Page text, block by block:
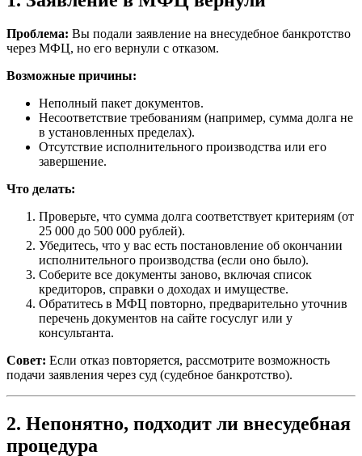
Проблема: Вы подали заявление на внесудебное банкротство
через МФЦ, но его вернули с отказом.
Возможные причины:
Неполный пакет документов.
Несоответствие требованиям (например, сумма долга не
в установленных пределах).
Отсутствие исполнительного производства или его
завершение.
Что делать:
Проверьте, что сумма долга соответствует критериям (от
25 000 до 500 000 рублей).
Убедитесь, что у вас есть постановление об окончании
исполнительного производства (если оно было).
Соберите все документы заново, включая список
кредиторов, справки о доходах и имуществе.
Обратитесь в МФЦ повторно, предварительно уточнив
перечень документов на сайте госуслуг или у
консультанта.
Совет: Если отказ повторяется, рассмотрите возможность
подачи заявления через суд (судебное банкротство).
2. Непонятно, подходит ли внесудебная
процедура